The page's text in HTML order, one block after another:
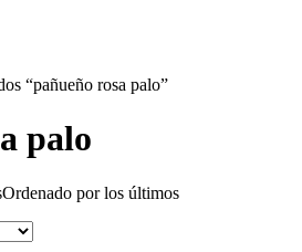
“pañueño rosa palo”
palo
Ordenado por los últimos